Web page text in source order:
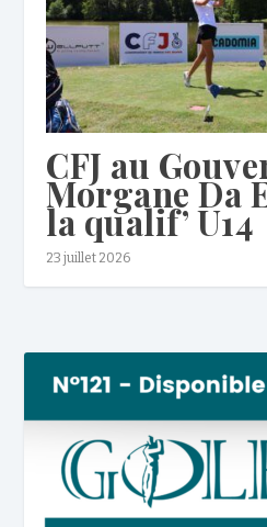
CFJ au
Morgane Da
la qualif’ U14
23 juillet 2026